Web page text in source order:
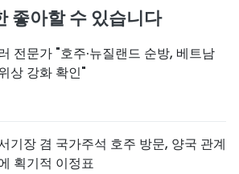
좋아할 수 있습니다
전문가 "호주·뉴질랜드 순방, 베트남
상 강화 확인"
기장 겸 국가주석 호주 방문, 양국 관계
획기적 이정표